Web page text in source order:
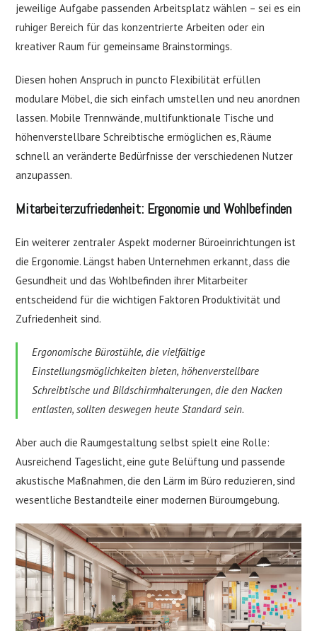
jeweilige Aufgabe passenden Arbeitsplatz wählen – sei es ein
ruhiger Bereich für das konzentrierte Arbeiten oder ein
kreativer Raum für gemeinsame Brainstormings.
Diesen hohen Anspruch in puncto Flexibilität erfüllen
modulare Möbel, die sich einfach umstellen und neu anordnen
lassen. Mobile Trennwände, multifunktionale Tische und
höhenverstellbare Schreibtische ermöglichen es, Räume
schnell an veränderte Bedürfnisse der verschiedenen Nutzer
anzupassen.
Mitarbeiterzufriedenheit: Ergonomie und Wohlbefinden
Ein weiterer zentraler Aspekt moderner Büroeinrichtungen ist
die Ergonomie. Längst haben Unternehmen erkannt, dass die
Gesundheit und das Wohlbefinden ihrer Mitarbeiter
entscheidend für die wichtigen Faktoren Produktivität und
Zufriedenheit sind.
Ergonomische Bürostühle, die vielfältige
Einstellungsmöglichkeiten bieten, höhenverstellbare
Schreibtische und Bildschirmhalterungen, die den Nacken
entlasten, sollten deswegen heute Standard sein.
Aber auch die Raumgestaltung selbst spielt eine Rolle:
Ausreichend Tageslicht, eine gute Belüftung und passende
akustische Maßnahmen, die den Lärm im Büro reduzieren, sind
wesentliche Bestandteile einer modernen Büroumgebung.